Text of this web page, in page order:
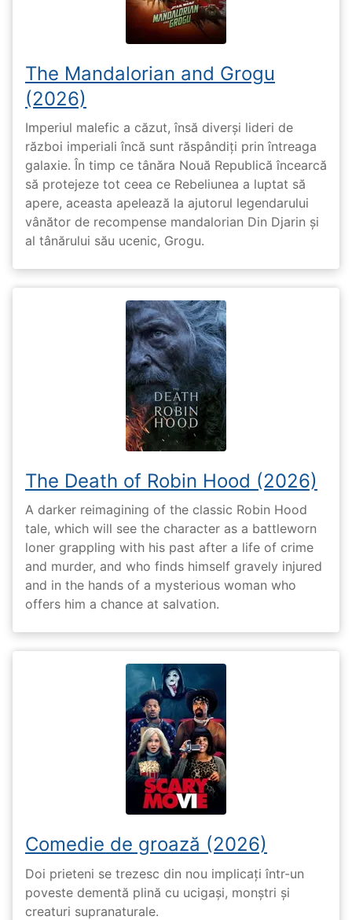
The Mandalorian and Grogu
(2026)
Imperiul malefic a căzut, însă diverși lideri de
război imperiali încă sunt răspândiți prin întreaga
galaxie. În timp ce tânăra Nouă Republică încearcă
să protejeze tot ceea ce Rebeliunea a luptat să
apere, aceasta apelează la ajutorul legendarului
vânător de recompense mandalorian Din Djarin și
al tânărului său ucenic, Grogu.
The Death of Robin Hood (2026)
A darker reimagining of the classic Robin Hood
tale, which will see the character as a battleworn
loner grappling with his past after a life of crime
and murder, and who finds himself gravely injured
and in the hands of a mysterious woman who
offers him a chance at salvation.
Comedie de groază (2026)
Doi prieteni se trezesc din nou implicați într-un
poveste dementă plină cu ucigași, monștri și
creaturi supranaturale.